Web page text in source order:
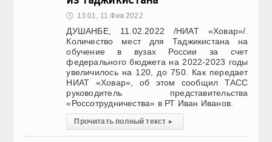
🕔 13:01, 11.Фев 2022
ДУШАНБЕ, 11.02.2022 /НИАТ «Ховар»/.
Количество мест для Таджикистана на
обучение в вузах России за счет
федерального бюджета на 2022-2023 годы
увеличилось на 120, до 750. Как передает
НИАТ «Ховар», об этом сообщил ТАСС
руководитель представительства
«Россотрудничества» в РТ Иван Иванов.
Прочитать полный текст ▸